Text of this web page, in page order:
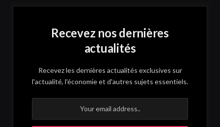
Recevez nos dernières
actualités
Recevez les dernières actualités exclusives sur
l'actualité, l'économie et d'autres sujets essentiels.